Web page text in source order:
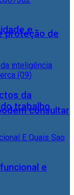
e
consultar
proteção de
da
trabalho
e